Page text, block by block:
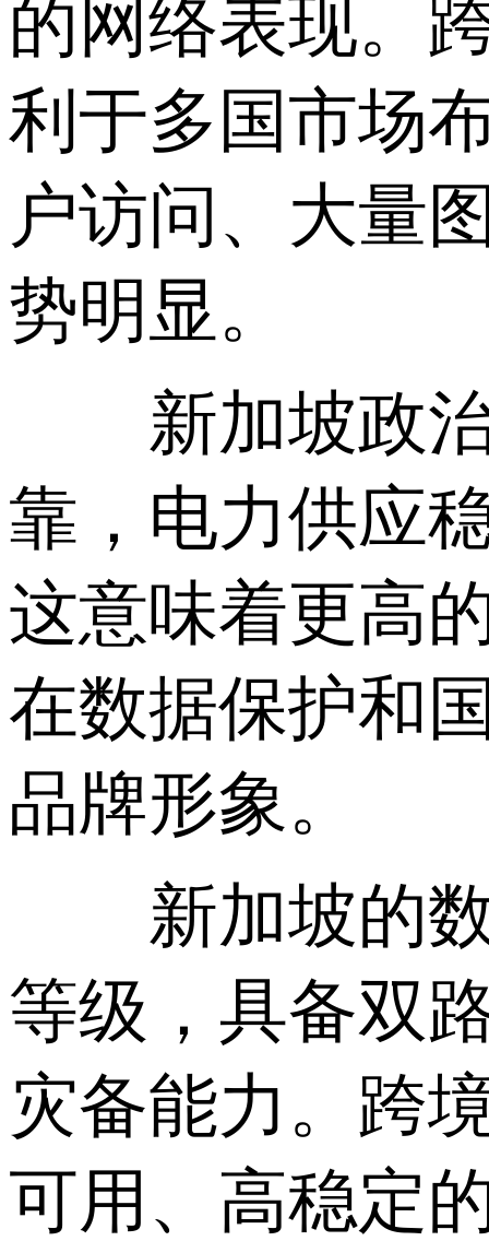
的网络表现。
利于多国市场
户访问、大量
势明显。
新加坡政治
靠，电力供应
这意味着更高
在数据保护和
品牌形象。
新加坡的数
等级，具备双
灾备能力。跨
可用、高稳定